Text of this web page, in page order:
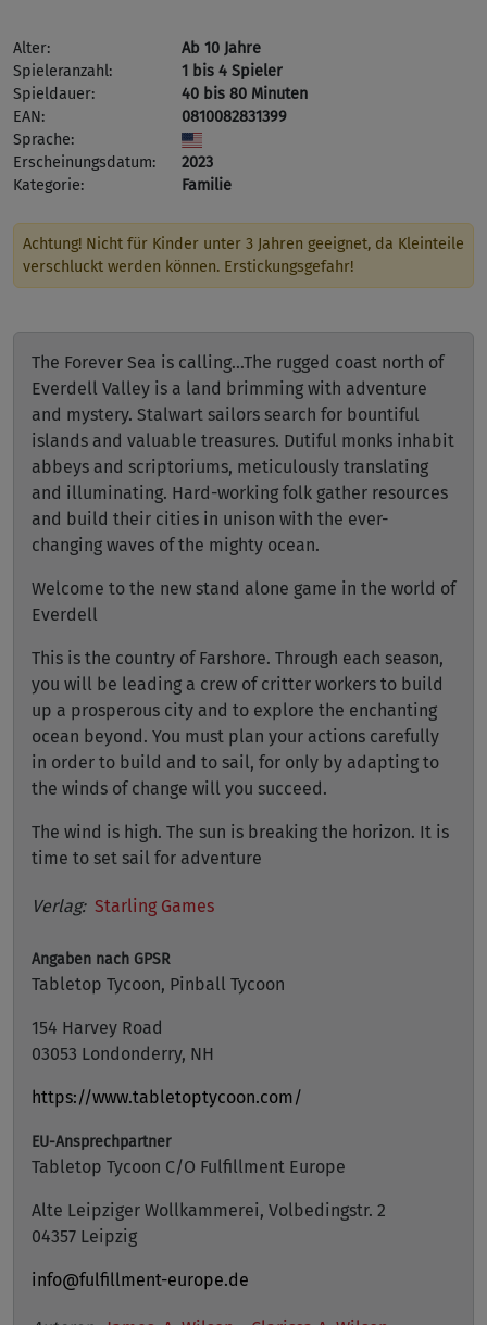
Alter:
Ab 10 Jahre
Spieleranzahl:
1 bis 4 Spieler
Spieldauer:
40 bis 80 Minuten
EAN:
0810082831399
Sprache:
Erscheinungsdatum:
2023
Kategorie:
Familie
Achtung! Nicht für Kinder unter 3 Jahren geeignet, da Kleinteile
verschluckt werden können. Erstickungsgefahr!
The Forever Sea is calling...The rugged coast north of
Everdell Valley is a land brimming with adventure
and mystery. Stalwart sailors search for bountiful
islands and valuable treasures. Dutiful monks inhabit
abbeys and scriptoriums, meticulously translating
and illuminating. Hard-working folk gather resources
and build their cities in unison with the ever-
changing waves of the mighty ocean.
Welcome to the new stand alone game in the world of
Everdell
This is the country of Farshore. Through each season,
you will be leading a crew of critter workers to build
up a prosperous city and to explore the enchanting
ocean beyond. You must plan your actions carefully
in order to build and to sail, for only by adapting to
the winds of change will you succeed.
The wind is high. The sun is breaking the horizon. It is
time to set sail for adventure
Verlag: Starling Games
Angaben nach GPSR
Tabletop Tycoon, Pinball Tycoon
154 Harvey Road
03053 Londonderry, NH
https://www.tabletoptycoon.com/
EU-Ansprechpartner
Tabletop Tycoon C/O Fulfillment Europe
Alte Leipziger Wollkammerei, Volbedingstr. 2
04357 Leipzig
info@fulfillment-europe.de